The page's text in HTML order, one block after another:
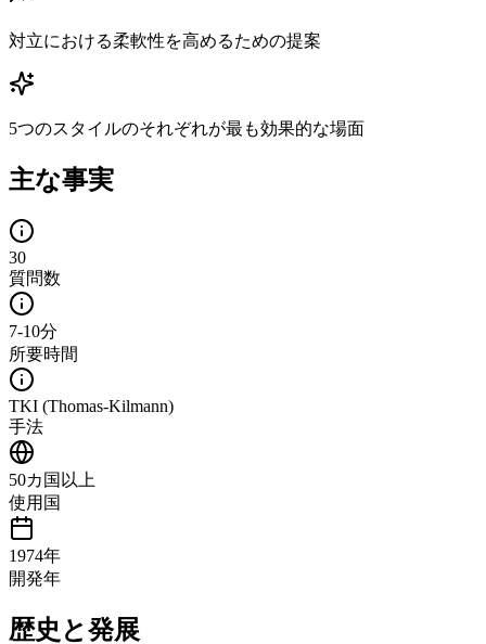
対立における柔軟性を高めるための提案
5つのスタイルのそれぞれが最も効果的な場面
主な事実
30
質問数
7-10分
所要時間
TKI (Thomas-Kilmann)
手法
50カ国以上
使用国
1974年
開発年
歴史と発展